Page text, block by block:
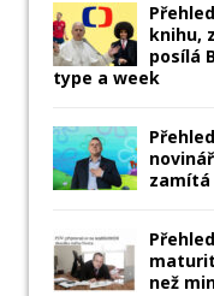
knihu,
posílá
type a week
zamítá
než